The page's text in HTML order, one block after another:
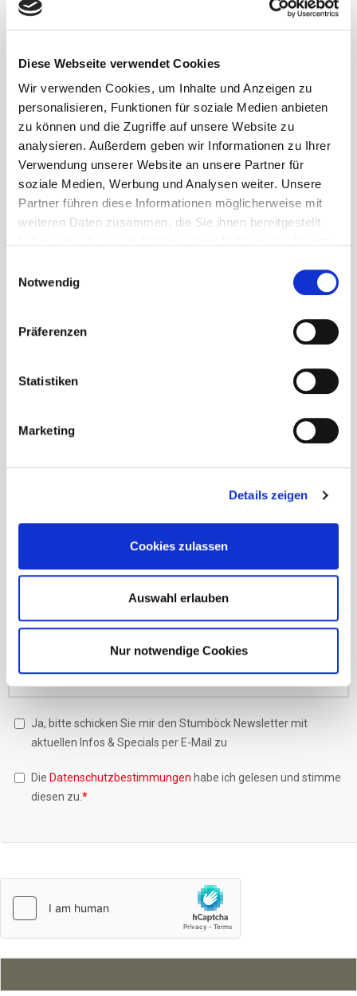
Diese Webseite verwendet Cookies
Wir verwenden Cookies, um Inhalte und Anzeigen zu
personalisieren, Funktionen für soziale Medien anbieten
zu können und die Zugriffe auf unsere Website zu
analysieren. Außerdem geben wir Informationen zu Ihrer
Verwendung unserer Website an unsere Partner für
soziale Medien, Werbung und Analysen weiter. Unsere
Partner führen diese Informationen möglicherweise mit
weiteren Daten zusammen, die Sie ihnen bereitgestellt
Notwendig
Präferenzen
Statistiken
Marketing
Details zeigen
Cookies zulassen
Auswahl erlauben
Nur notwendige Cookies
Straße/ Nummer
Ja, bitte schicken Sie mir den Stumböck Newsletter mit
aktuellen Infos & Specials per E-Mail zu
Die Datenschutzbestimmungen habe ich gelesen und stimme
diesen zu.